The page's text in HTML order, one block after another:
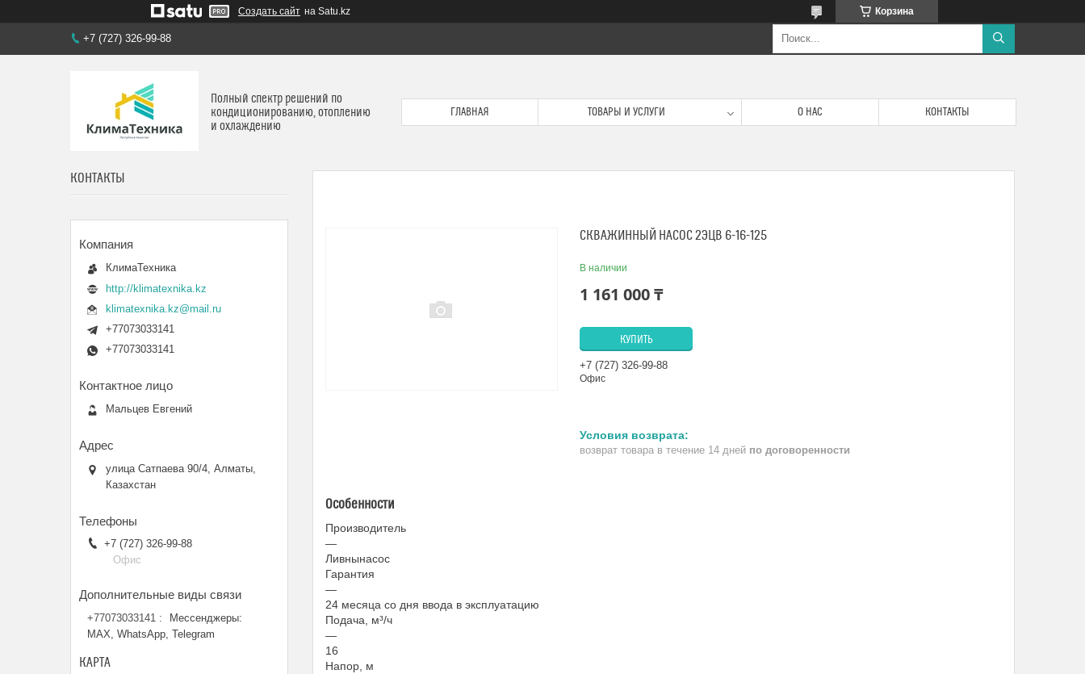
Создать сайт на Satu.kz Корзина
+7 (727) 326-99-88
Полный спектр решений по
кондиционированию, отоплению
и охлаждению
ГЛАВНАЯ ТОВАРЫ И УСЛУГИ О НАС КОНТАКТЫ
СКВАЖИННЫЙ НАСОС 2ЭЦВ 6-16-125
В наличии
1 161 000 ₸
КУПИТЬ
+7 (727) 326-99-88
Офис
возврат товара в течение 14 дней по договоренности
Особенности
Производитель
—
Ливнынасос
Гарантия
—
24 месяца со дня ввода в эксплуатацию
Подача, м³/ч
—
16
Напор, м
КОНТАКТЫ
КлимаТехника
http://klimatexnika.kz
klimatexnika.kz@mail.ru
+77073033141
+77073033141
Мальцев Евгений
улица Сатпаева 90/4, Алматы,
Казахстан
+7 (727) 326-99-88
Офис
+77073033141
Мессенджеры:
MAX, WhatsApp, Telegram
КАРТА